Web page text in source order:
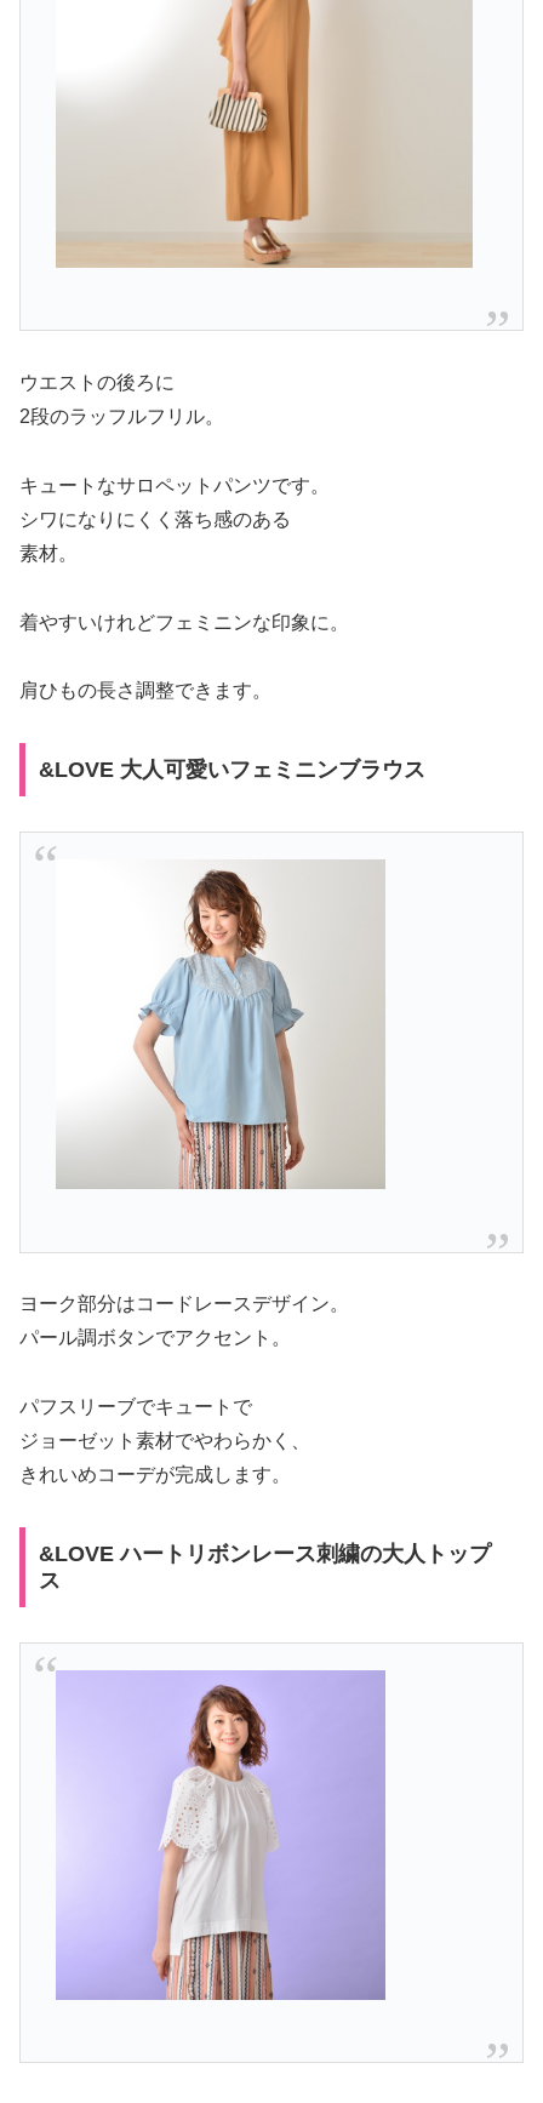
ウエストの後ろに
2段のラッフルフリル。
キュートなサロペットパンツです。
シワになりにくく落ち感のある
素材。
着やすいけれどフェミニンな印象に。
肩ひもの長さ調整できます。
&LOVE 大人可愛いフェミニンブラウス
ヨーク部分はコードレースデザイン。
パール調ボタンでアクセント。
パフスリーブでキュートで
ジョーゼット素材でやわらかく、
きれいめコーデが完成します。
&LOVE ハートリボンレース刺繍の大人トップ
ス